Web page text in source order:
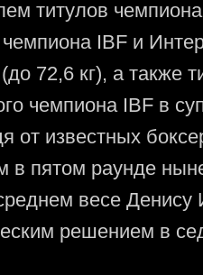
титулов
IBF и
72,6 кг), а также
чемпиона IBF в
от известных
в пятом раунде
весе Денису
решением в